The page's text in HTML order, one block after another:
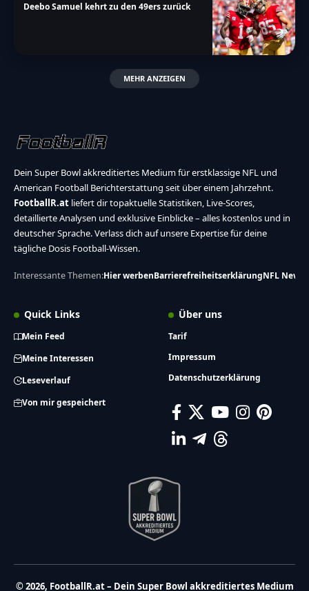
Deebo Samuel kehrt zu den 49ers zurück
MEHR ANZEIGEN
Dein Super Bowl akkreditiertes Medium für erstklassige NFL und
American Football Berichterstattung seit über einem Jahrzehnt.
FootballR.at liefert dir topaktuelle Statistiken, Live-Scores,
detaillierte Analysen und exklusive Einblicke – alles kostenlos und in
deutscher Sprache. Verlass dich auf unsere Expertise für deine
tägliche Dosis Football-Wissen.
Interessante Themen:Hier werbenBarrierefreiheitserklärungNFL News
Quick Links
Mein Feed
Meine Interessen
Leseverlauf
Von mir gespeichert
Über uns
Tarif
Impressum
Datenschutzerklärung
© 2026, FootballR.at – Dein Super Bowl akkreditiertes Medium